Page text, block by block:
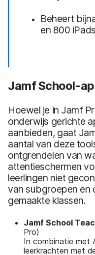
Beheert
en 800
Jamf School-
Hoewel je in Jamf
onderwijs gerichte
aanbieden, gaat
aantal van deze
ontgrendelen van
attentieschermen
leerlingen niet
van subgroepen en
gemaakte klassen.
Jamf School
Pro)
In combinatie met
leerkrachten met